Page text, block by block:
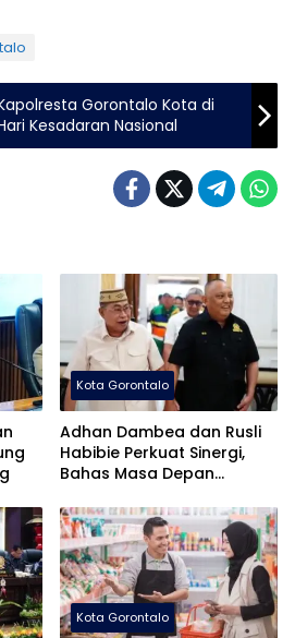
Gorontalo Kota di
Kesadaran Nasional
Kota Gorontalo
Adhan Dambea dan Rusli
Habibie Perkuat Sinergi,
Bahas Masa Depan
Kota Gorontalo